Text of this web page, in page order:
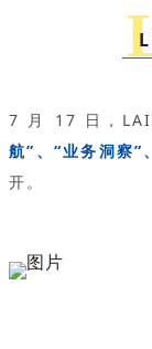
7 月 17 日，
航”、“业务洞察”
开。